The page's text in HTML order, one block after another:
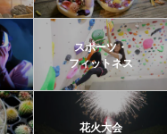
スポーツ・
フィットネス
花火大会